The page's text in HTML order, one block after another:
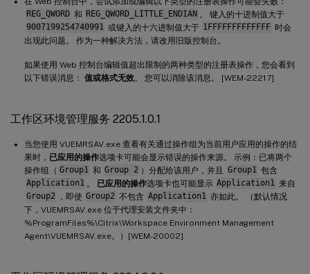
REG_QWORD 和 REG_QWORD_LITTLE_ENDIAN 。 键入的十进制值大于
9007199254740991 或键入的十六进制值大于 1FFFFFFFFFFFFF 时会
出现此问题。 作为一种解决方法，请改用旧版控制台。
如果使用 Web 控制台编辑值超出限制的两种类型的注册表操作，您会看到
以下错误消息： 值或格式无效。 您可以消除该消息。 [WEM-22217]
工作区环境管理服务 2205.1.0.1
当您使用 VUEMRSAV.exe 查看有关通过操作组为当前用户应用的操作的结
果时， 已应用的操作选项卡可能会显示错误的操作来源。 示例：已将两个
操作组（ Group1 和 Group 2 ）分配给该用户，并且 Group1 包含
Application1 。 已应用的操作选项卡也可能显示 Application1 来自
Group2 ，即使 Group2 不包含 Application1 亦如此。 （默认情况
下，VUEMRSAV.exe 位于代理安装文件夹中：
%ProgramFiles%\Citrix\Workspace Environment Management
Agent\VUEMRSAV.exe。）[WEM-20002]